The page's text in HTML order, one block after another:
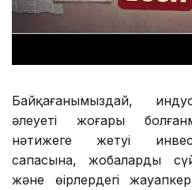
Байқағанымыздай,
әлеуеті жоғары
нәтижеге жетуі
сапасына, жобаларды
және өңірлердегі